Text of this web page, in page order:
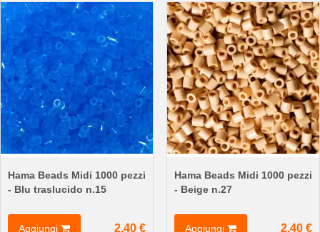
Hama Beads Midi 1000 pezzi
- Blu traslucido n.15
Aggiungi 2,40 €
Hama Beads Midi 1000 pezzi
- Beige n.27
Aggiungi 2,40 €